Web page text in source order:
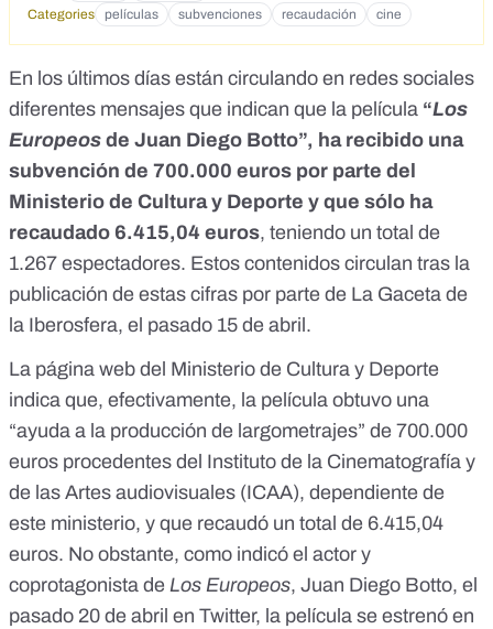
Categories
películas subvenciones recaudación cine
En los últimos días están circulando en redes sociales
diferentes mensajes que indican que la película “Los
Europeos de Juan Diego Botto”, ha recibido una
subvención de 700.000 euros por parte del
Ministerio de Cultura y Deporte y que sólo ha
recaudado 6.415,04 euros, teniendo un total de
1.267 espectadores. Estos contenidos circulan tras la
publicación de estas cifras por parte de La Gaceta de
la Iberosfera, el pasado 15 de abril.
La página web del Ministerio de Cultura y Deporte
indica que, efectivamente, la película obtuvo una
“ayuda a la producción de largometrajes” de 700.000
euros procedentes del Instituto de la Cinematografía y
de las Artes audiovisuales (ICAA), dependiente de
este ministerio, y que recaudó un total de 6.415,04
euros. No obstante, como indicó el actor y
coprotagonista de Los Europeos, Juan Diego Botto, el
pasado 20 de abril en Twitter, la película se estrenó en